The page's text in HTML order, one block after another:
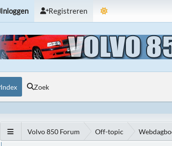
Inloggen Registreren
Index Zoek
Volvo 850 Forum Off-topic